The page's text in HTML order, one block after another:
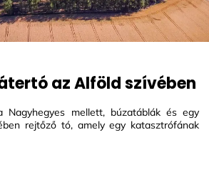
az Alföld szívében
Nagyhegyes mellett, búzatáblák és egy
rejtőző tó, amely egy katasztrófának